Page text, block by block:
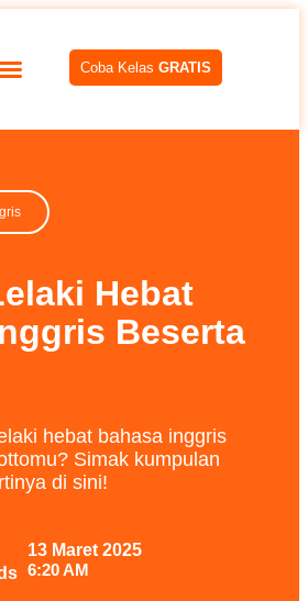
Coba Kelas GRATIS
Hebat
Beserta
hebat bahasa inggris
Simak kumpulan
di sini!
13 Maret 2025
6:20 AM